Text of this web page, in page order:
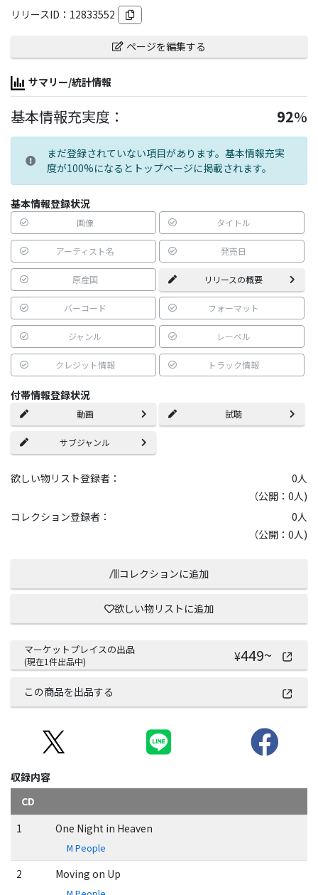
リリースID： 12833552
ページを編集する
サマリー/統計情報
基本情報充実度： 92%
まだ登録されていない項目があります。基本情報充実
度が100%になるとトップページに掲載されます。
基本情報登録状況
画像 タイトル
アーティスト名 発売日
原産国 リリースの概要
バーコード フォーマット
ジャンル レーベル
クレジット情報 トラック情報
付帯情報登録状況
動画 試聴
サブジャンル
欲しい物リスト登録者： 0人
（公開：0人)
コレクション登録者：
0人
（公開：0人)
コレクションに追加
欲しい物リストに追加
マーケットプレイスの出品
(現在1件出品中) ¥449~
この商品を出品する
収録内容
CD
1
One Night in Heaven
M People
2 Moving on Up